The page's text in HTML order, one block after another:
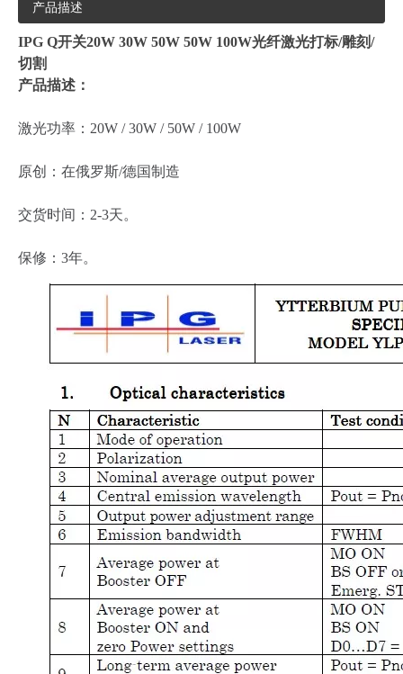
产品描述
IPG Q开关20W 30W 50W 50W 100W光纤激光打标/雕刻/
切割
产品描述：
激光功率：20W / 30W / 50W / 100W
原创：在俄罗斯/德国制造
交货时间：2-3天。
保修：3年。